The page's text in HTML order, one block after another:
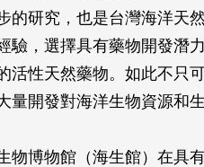
的研究，也是台灣海洋天
驗，選擇具有藥物開發潛
活性天然藥物。如此不只
量開發對海洋生物資源和
物博物館（海生館）在具